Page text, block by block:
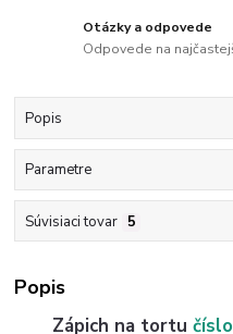
Otázky a odpovede
Odpovede na
Popis
Parametre
Súvisiaci tovar 5
Popis
Zápich na tortu číslo